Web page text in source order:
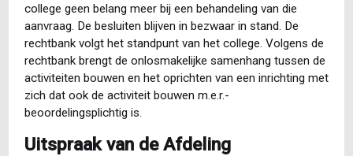
college geen belang meer bij een behandeling van die
aanvraag. De besluiten blijven in bezwaar in stand. De
rechtbank volgt het standpunt van het college. Volgens de
rechtbank brengt de onlosmakelijke samenhang tussen de
activiteiten bouwen en het oprichten van een inrichting met
zich dat ook de activiteit bouwen m.e.r.-
beoordelingsplichtig is.
Uitspraak van de Afdeling